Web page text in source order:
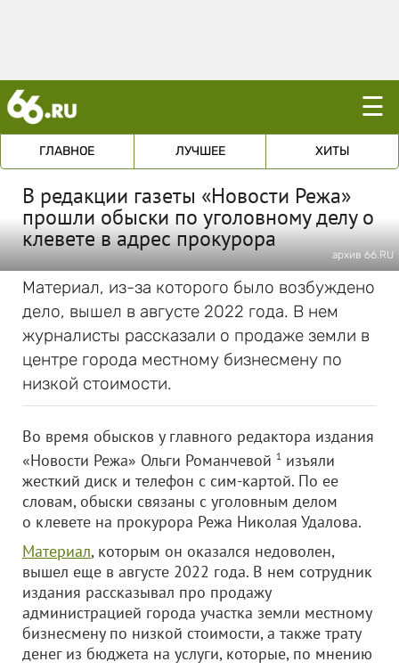
☰
ГЛАВНОЕ ЛУЧШЕЕ ХИТЫ
В редакции газеты «Новости Режа»
прошли обыски по уголовному делу о
клевете в адрес прокурора
архив 66.RU
Материал, из-за которого было возбуждено
дело, вышел в августе 2022 года. В нем
журналисты рассказали о продаже земли в
центре города местному бизнесмену по
низкой стоимости.
Во время обысков у главного редактора издания
«Новости Режа» Ольги Романчевой 1 изъяли
жесткий диск и телефон с сим-картой. По ее
словам, обыски связаны с уголовным делом
о клевете на прокурора Режа Николая Удалова.
Материал, которым он оказался недоволен,
вышел еще в августе 2022 года. В нем сотрудник
издания рассказывал про продажу
администрацией города участка земли местному
бизнесмену по низкой стоимости, а также трату
денег из бюджета на услуги, которые, по мнению